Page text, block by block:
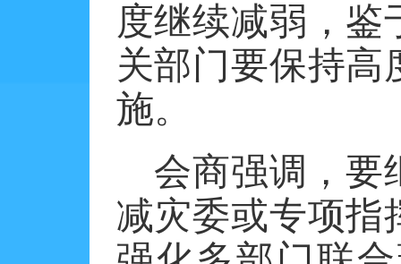
度继续减弱，
关部门要保持高
施。
会商强调，要
减灾委或专项指